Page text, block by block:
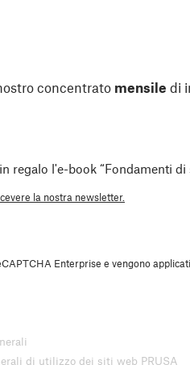
concentrato mensile di
regalo l'e-book “Fondamenti di
la nostra newsletter.
Enterprise e vengono
di utilizzo dei siti web PRUSA